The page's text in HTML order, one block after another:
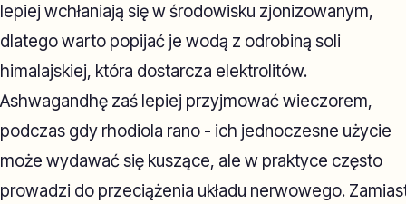
lepiej wchłaniają się w środowisku zjonizowanym,
dlatego warto popijać je wodą z odrobiną soli
himalajskiej, która dostarcza elektrolitów.
Ashwagandhę zaś lepiej przyjmować wieczorem,
podczas gdy rhodiola rano - ich jednoczesne użycie
może wydawać się kuszące, ale w praktyce często
prowadzi do przeciążenia układu nerwowego.